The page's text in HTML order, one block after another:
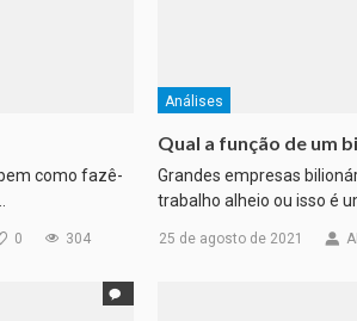
como fazê-
0 304
Análises
Qual a função de um
Grandes empresas
trabalho alheio ou isso é
25 de agosto de 2021